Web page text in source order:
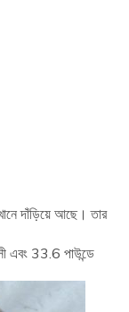
এবং 33.6 পাউন্ডে